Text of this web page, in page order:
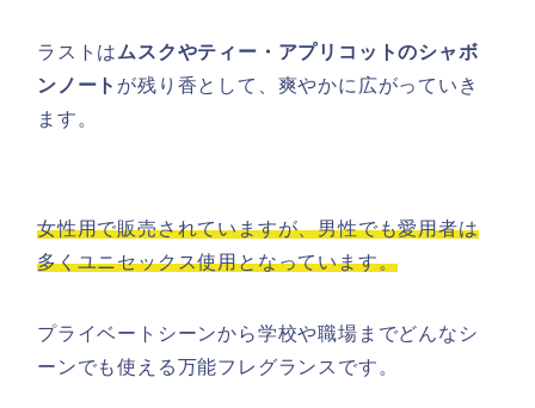
ラストはムスクやティー・アプリコットのシャボ
ンノート が残り香として、爽やかに広がっていき
ます。
女性用で販売されていますが、男性でも愛用者は
多くユニセックス使用となっています。
プライベートシーンから学校や職場までどんなシ
ーンでも使える万能フレグランスです。